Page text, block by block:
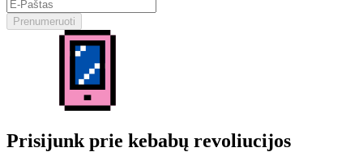
Prenumeruoti
Prisijunk prie kebabų revoliucijos